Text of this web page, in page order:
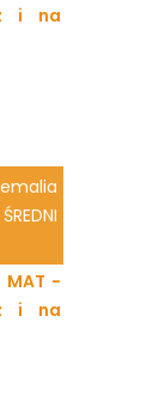
i na
MAT -
i na